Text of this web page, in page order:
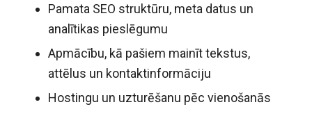
Pamata SEO struktūru, meta datus un
analītikas pieslēgumu
Apmācību, kā pašiem mainīt tekstus,
attēlus un kontaktinformāciju
Hostingu un uzturēšanu pēc vienošanās